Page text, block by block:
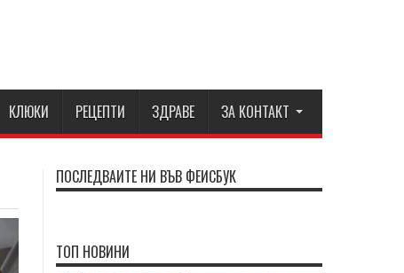
КЛЮКИ РЕЦЕПТИ ЗДРАВЕ ЗА КОНТАКТ
ПОСЛЕДВАЙТЕ НИ ВЪВ ФЕЙСБУК
ТОП НОВИНИ